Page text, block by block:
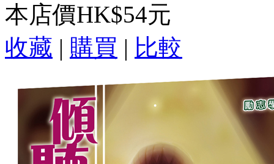
本店價HK$54元
收藏 | 購買 | 比較